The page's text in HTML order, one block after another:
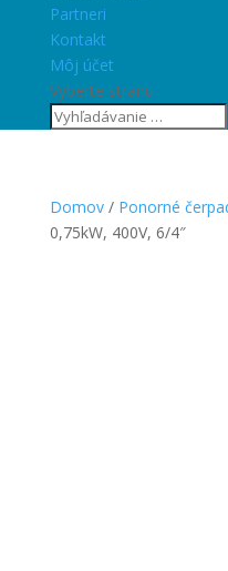
Partneri
Kontakt
Môj účet
Vyberte stranu
Domov/ Ponorné
0,75kW, 400V, 6/4″